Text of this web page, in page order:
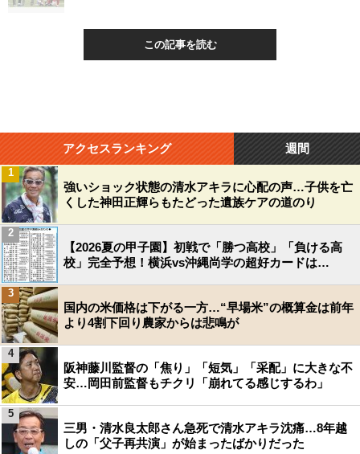
この記事を読む
アクセスランキング 週間
強いショック状態の清水アキラに心配の声…子供を亡
くした神田正輝らもたどった遺族ケアの道のり
1
【2026夏の甲子園】初戦で「勝つ高校」「負ける高
校」完全予想！横浜vs沖縄尚学の超好カードは…
2
国内の米価格は下がる一方…“早場米”の概算金は前年
より4割下回り農家からは悲鳴が
3
阪神藤川監督の「焦り」「短気」「采配」に大きな不
安…岡田前監督もチクリ「崩れてる感じするわ」
4
三男・清水良太郎さん急死で清水アキラ沈痛…8年越
しの「父子再共演」が始まったばかりだった
5